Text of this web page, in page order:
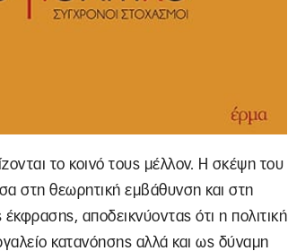
το κοινό τους μέλλον. Η σκέψη του
στη θεωρητική εμβάθυνση και στη
αποδεικνύοντας ότι η πολιτική
κατανόησης αλλά και ως δύναμη